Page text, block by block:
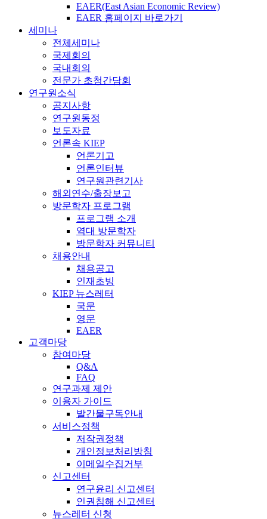
EAER(East Asian Economic Review)
EAER 홈페이지 바로가기
세미나
전체세미나
국제회의
국내회의
전문가 초청간담회
연구원소식
공지사항
연구원동정
보도자료
언론속 KIEP
언론기고
언론인터뷰
연구원관련기사
해외연수/출장보고
방문학자 프로그램
프로그램 소개
역대 방문학자
방문학자 커뮤니티
채용안내
채용공고
인재초빙
KIEP 뉴스레터
국문
영문
EAER
고객마당
참여마당
Q&A
FAQ
연구과제 제안
이용자 가이드
발간물구독안내
서비스정책
저작권정책
개인정보처리방침
이메일수집거부
신고센터
연구윤리 신고센터
인권침해 신고센터
뉴스레터 신청